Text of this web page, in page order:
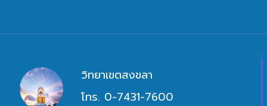
วิทยาเขตสงขลา
โทร. 0-7431-7600